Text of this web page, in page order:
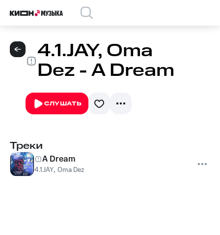
4.1.JAY, Oma
Dez - A Dream
СЛУШАТЬ
Треки
A Dream
4.1.JAY, Oma Dez